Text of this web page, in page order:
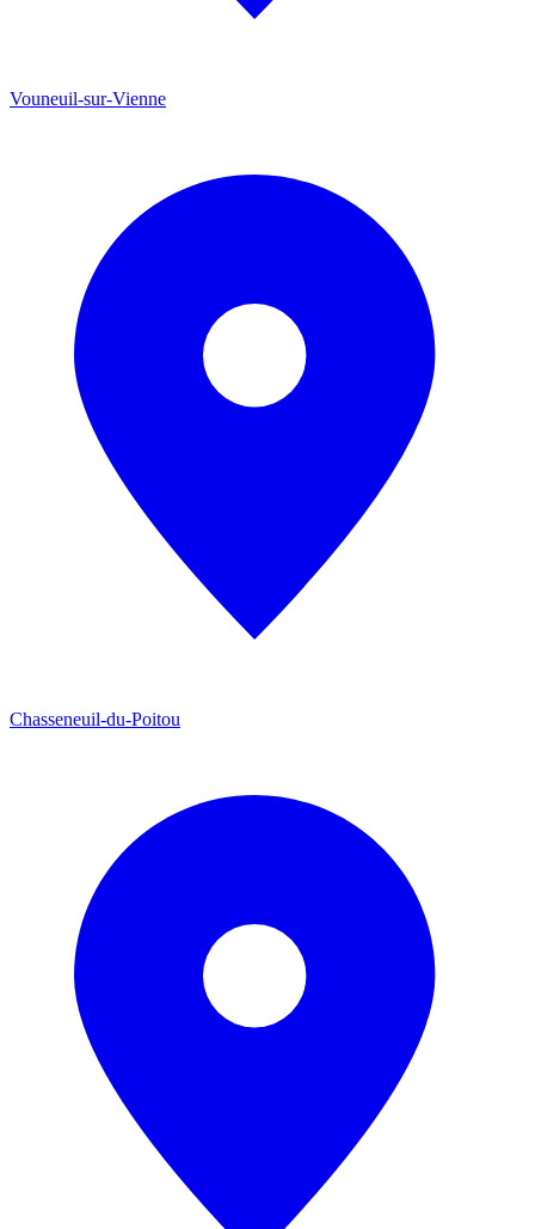
Vouneuil-sur-Vienne
Chasseneuil-du-Poitou